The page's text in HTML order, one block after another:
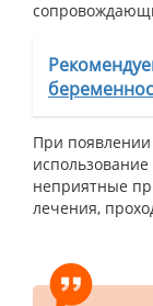
При появлении
неприятные
лечения,